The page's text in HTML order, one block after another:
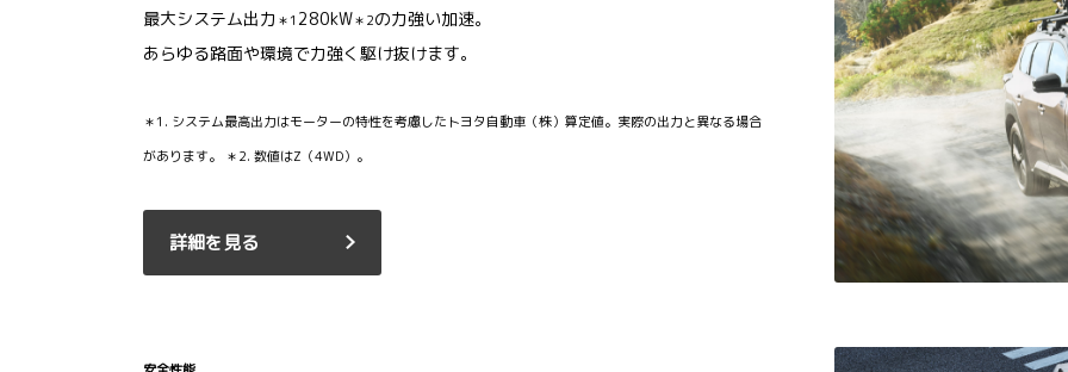
最大システム出力 ＊1 280kW＊2の力強い加速。
あらゆる路面や環境で力強く駆け抜けます。
＊1. システム最高出力はモーターの特性を考慮したトヨタ自動車（株）算定値。実際の出力と異なる場合
があります。 ＊2. 数値はZ（4WD）。
詳細を見る